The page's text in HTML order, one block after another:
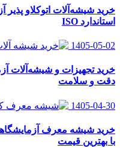
خرید شیشه‌آلات اتوکلاو پذیر
استاندارد ISO
1405-05-02
خرید تجهیزات و شیشه‌آلات
دقت و سلامت
1405-04-30
خرید شیشه معرف
با بهترین قیمت